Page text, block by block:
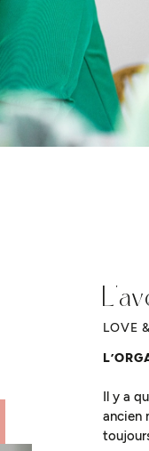
LOVE
Il y a
ancien